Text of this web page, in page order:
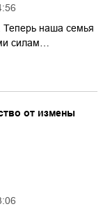
Теперь наша семья
силам…
от измены